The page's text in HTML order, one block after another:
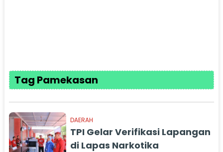
Tag Pamekasan
DAERAH
TPI Gelar Verifikasi Lapangan
di Lapas Narkotika